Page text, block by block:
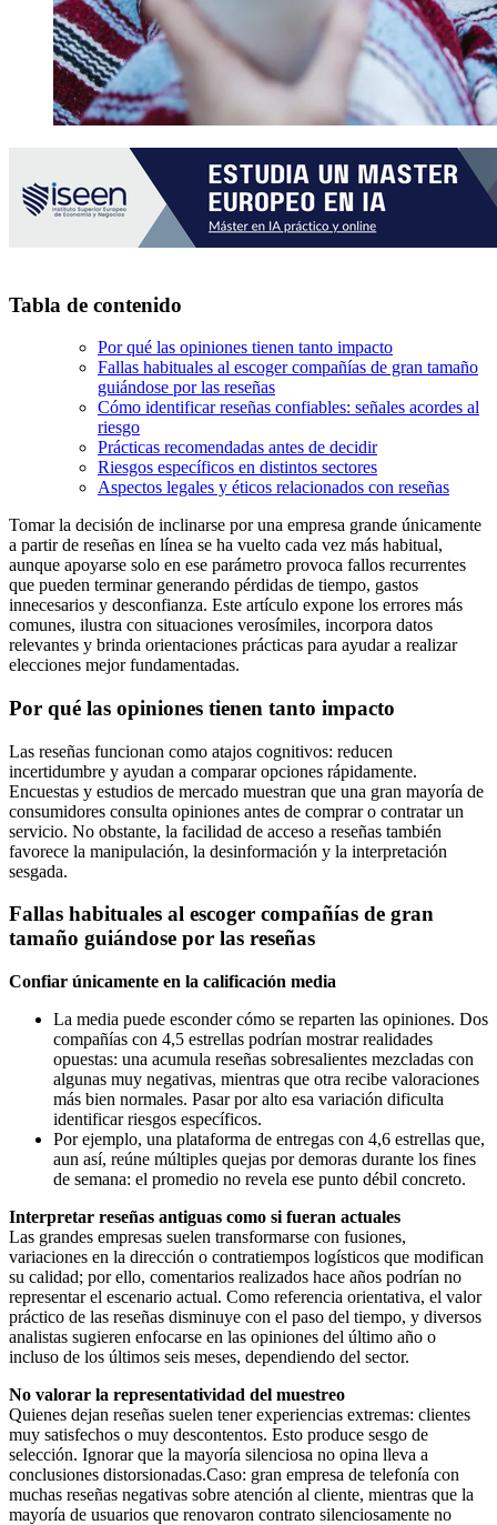
Tabla de contenido
Por qué las opiniones tienen tanto impacto
Fallas habituales al escoger compañías de gran tamaño
guiándose por las reseñas
Cómo identificar reseñas confiables: señales acordes al
riesgo
Prácticas recomendadas antes de decidir
Riesgos específicos en distintos sectores
Aspectos legales y éticos relacionados con reseñas
Tomar la decisión de inclinarse por una empresa grande únicamente
a partir de reseñas en línea se ha vuelto cada vez más habitual,
aunque apoyarse solo en ese parámetro provoca fallos recurrentes
que pueden terminar generando pérdidas de tiempo, gastos
innecesarios y desconfianza. Este artículo expone los errores más
comunes, ilustra con situaciones verosímiles, incorpora datos
relevantes y brinda orientaciones prácticas para ayudar a realizar
elecciones mejor fundamentadas.
Por qué las opiniones tienen tanto impacto
Las reseñas funcionan como atajos cognitivos: reducen
incertidumbre y ayudan a comparar opciones rápidamente.
Encuestas y estudios de mercado muestran que una gran mayoría de
consumidores consulta opiniones antes de comprar o contratar un
servicio. No obstante, la facilidad de acceso a reseñas también
favorece la manipulación, la desinformación y la interpretación
sesgada.
Fallas habituales al escoger compañías de gran
tamaño guiándose por las reseñas
Confiar únicamente en la calificación media
La media puede esconder cómo se reparten las opiniones. Dos
compañías con 4,5 estrellas podrían mostrar realidades
opuestas: una acumula reseñas sobresalientes mezcladas con
algunas muy negativas, mientras que otra recibe valoraciones
más bien normales. Pasar por alto esa variación dificulta
identificar riesgos específicos.
Por ejemplo, una plataforma de entregas con 4,6 estrellas que,
aun así, reúne múltiples quejas por demoras durante los fines
de semana: el promedio no revela ese punto débil concreto.
Interpretar reseñas antiguas como si fueran actuales
Las grandes empresas suelen transformarse con fusiones,
variaciones en la dirección o contratiempos logísticos que modifican
su calidad; por ello, comentarios realizados hace años podrían no
representar el escenario actual. Como referencia orientativa, el valor
práctico de las reseñas disminuye con el paso del tiempo, y diversos
analistas sugieren enfocarse en las opiniones del último año o
incluso de los últimos seis meses, dependiendo del sector.
No valorar la representatividad del muestreo
Quienes dejan reseñas suelen tener experiencias extremas: clientes
muy satisfechos o muy descontentos. Esto produce sesgo de
selección. Ignorar que la mayoría silenciosa no opina lleva a
conclusiones distorsionadas.Caso: gran empresa de telefonía con
muchas reseñas negativas sobre atención al cliente, mientras que la
mayoría de usuarios que renovaron contrato silenciosamente no